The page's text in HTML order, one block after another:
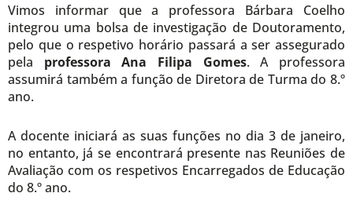
Vimos informar que a professora Bárbara Coelho
integrou uma bolsa de investigação de Doutoramento,
pelo que o respetivo horário passará a ser assegurado
pela professora Ana Filipa Gomes. A professora
assumirá também a função de Diretora de Turma do 8.º
ano.
A docente iniciará as suas funções no dia 3 de janeiro,
no entanto, já se encontrará presente nas Reuniões de
Avaliação com os respetivos Encarregados de Educação
do 8.º ano.